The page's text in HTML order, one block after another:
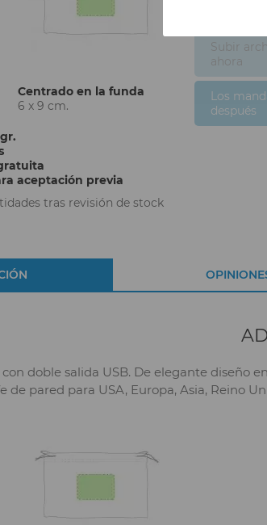
Centrado en la funda
6 x 9 cm.
aceptación previa
tras revisión de stock
Subir
ahora
Los
después
doble salida USB. De elegante diseño
de pared para USA, Europa, Asia, Reino